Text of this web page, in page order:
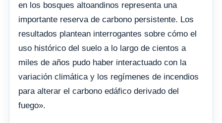
en los bosques altoandinos representa una
importante reserva de carbono persistente. Los
resultados plantean interrogantes sobre cómo el
uso histórico del suelo a lo largo de cientos a
miles de años pudo haber interactuado con la
variación climática y los regímenes de incendios
para alterar el carbono edáfico derivado del
fuego».